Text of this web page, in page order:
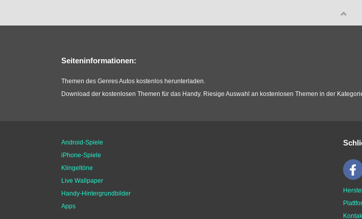
Seiteninformationen:
Themen des Genres Autos kostenlos herunterladen.
Download der kostenlosen Themen für das Handy. Riesige Auswahl an kostenlosen Themen in der
Android-Spiele
iPhone-Spiele
Klingeltöne
Live Wallpaper
Handy-Hintergrundbilder
Apps